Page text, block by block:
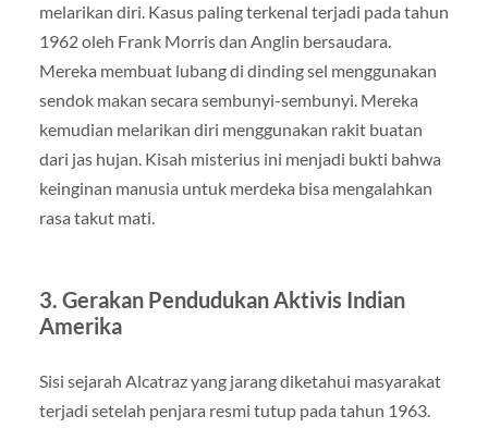
melarikan diri. Kasus paling terkenal terjadi pada tahun
1962 oleh Frank Morris dan Anglin bersaudara.
Mereka membuat lubang di dinding sel menggunakan
sendok makan secara sembunyi-sembunyi. Mereka
kemudian melarikan diri menggunakan rakit buatan
dari jas hujan. Kisah misterius ini menjadi bukti bahwa
keinginan manusia untuk merdeka bisa mengalahkan
rasa takut mati.
3. Gerakan Pendudukan Aktivis Indian
Amerika
Sisi sejarah Alcatraz yang jarang diketahui masyarakat
terjadi setelah penjara resmi tutup pada tahun 1963.